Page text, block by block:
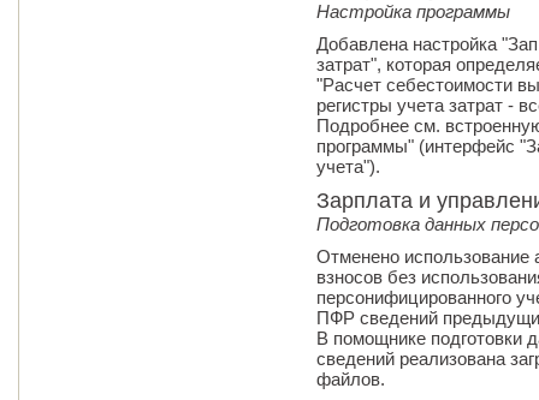
Настройка программы
Добавлена настройка
затрат", которая
"Расчет себестоимости
регистры учета затрат -
Подробнее см.
программы" (интерфейс
учета").
Зарплата и
Подготовка данных
Отменено использование
взносов без
персонифицированного
ПФР сведений
В помощнике
сведений реализована
файлов.